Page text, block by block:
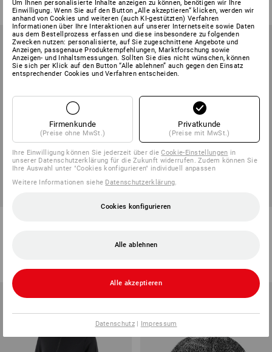
(m. MwSt.) ab 6 Stück (m. MwSt.) ab 6 Stück
Um Ihnen personalisierte Inhalte anzeigen zu können, benötigen wir Ihre
Einwilligung. Wenn Sie auf den Button „Alle akzeptieren“ klicken, werden wir
anhand von Cookies und weiteren (auch KI-gestützten) Verfahren
Informationen über Ihre Interaktionen auf unserer Internetseite sowie Daten
aus dem Bestellprozess erfassen und diese insbesondere zu folgenden
Zwecken nutzen: personalisierte, auf Sie zugeschnittene Angebote und
Anzeigen, passgenaue Produktempfehlungen, Marktforschung sowie
Anzeigen- und Inhaltsmessungen. Sollten Sie dies nicht wünschen, können
Sie sich per Klick auf den Button “Alle ablehnen” auch gegen den Einsatz
entsprechender Cookies und Verfahren entscheiden.
Firmenkunde
(Preise ohne MwSt.)
Privatkunde
(Preise mit MwSt.)
Ihre Einwilligung können Sie jederzeit über dieCookie-Einstellungen in
unserer Datenschutzerklärung für die Zukunft widerrufen. Zudem können Sie
Ihre Auswahl unter "Cookies konfigurieren" individuell anpassen
Weitere Informationen siehe Datenschutzerklärung.
Cookies konfigurieren
Alle ablehnen
Alle akzeptieren
Datenschutz| Impressum